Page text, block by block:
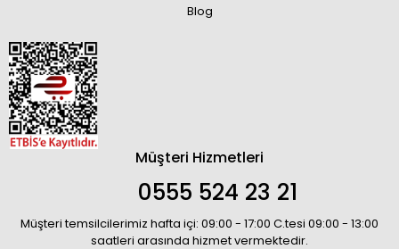
Blog
Müşteri Hizmetleri
0555 524 23 21
Müşteri temsilcilerimiz hafta içi: 09:00 - 17:00 C.tesi 09:00 - 13:00
saatleri arasında hizmet vermektedir.